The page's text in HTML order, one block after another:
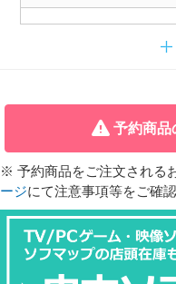
予約商品
※ 予約商品をご注文される
ージにて注意事項等をご確認